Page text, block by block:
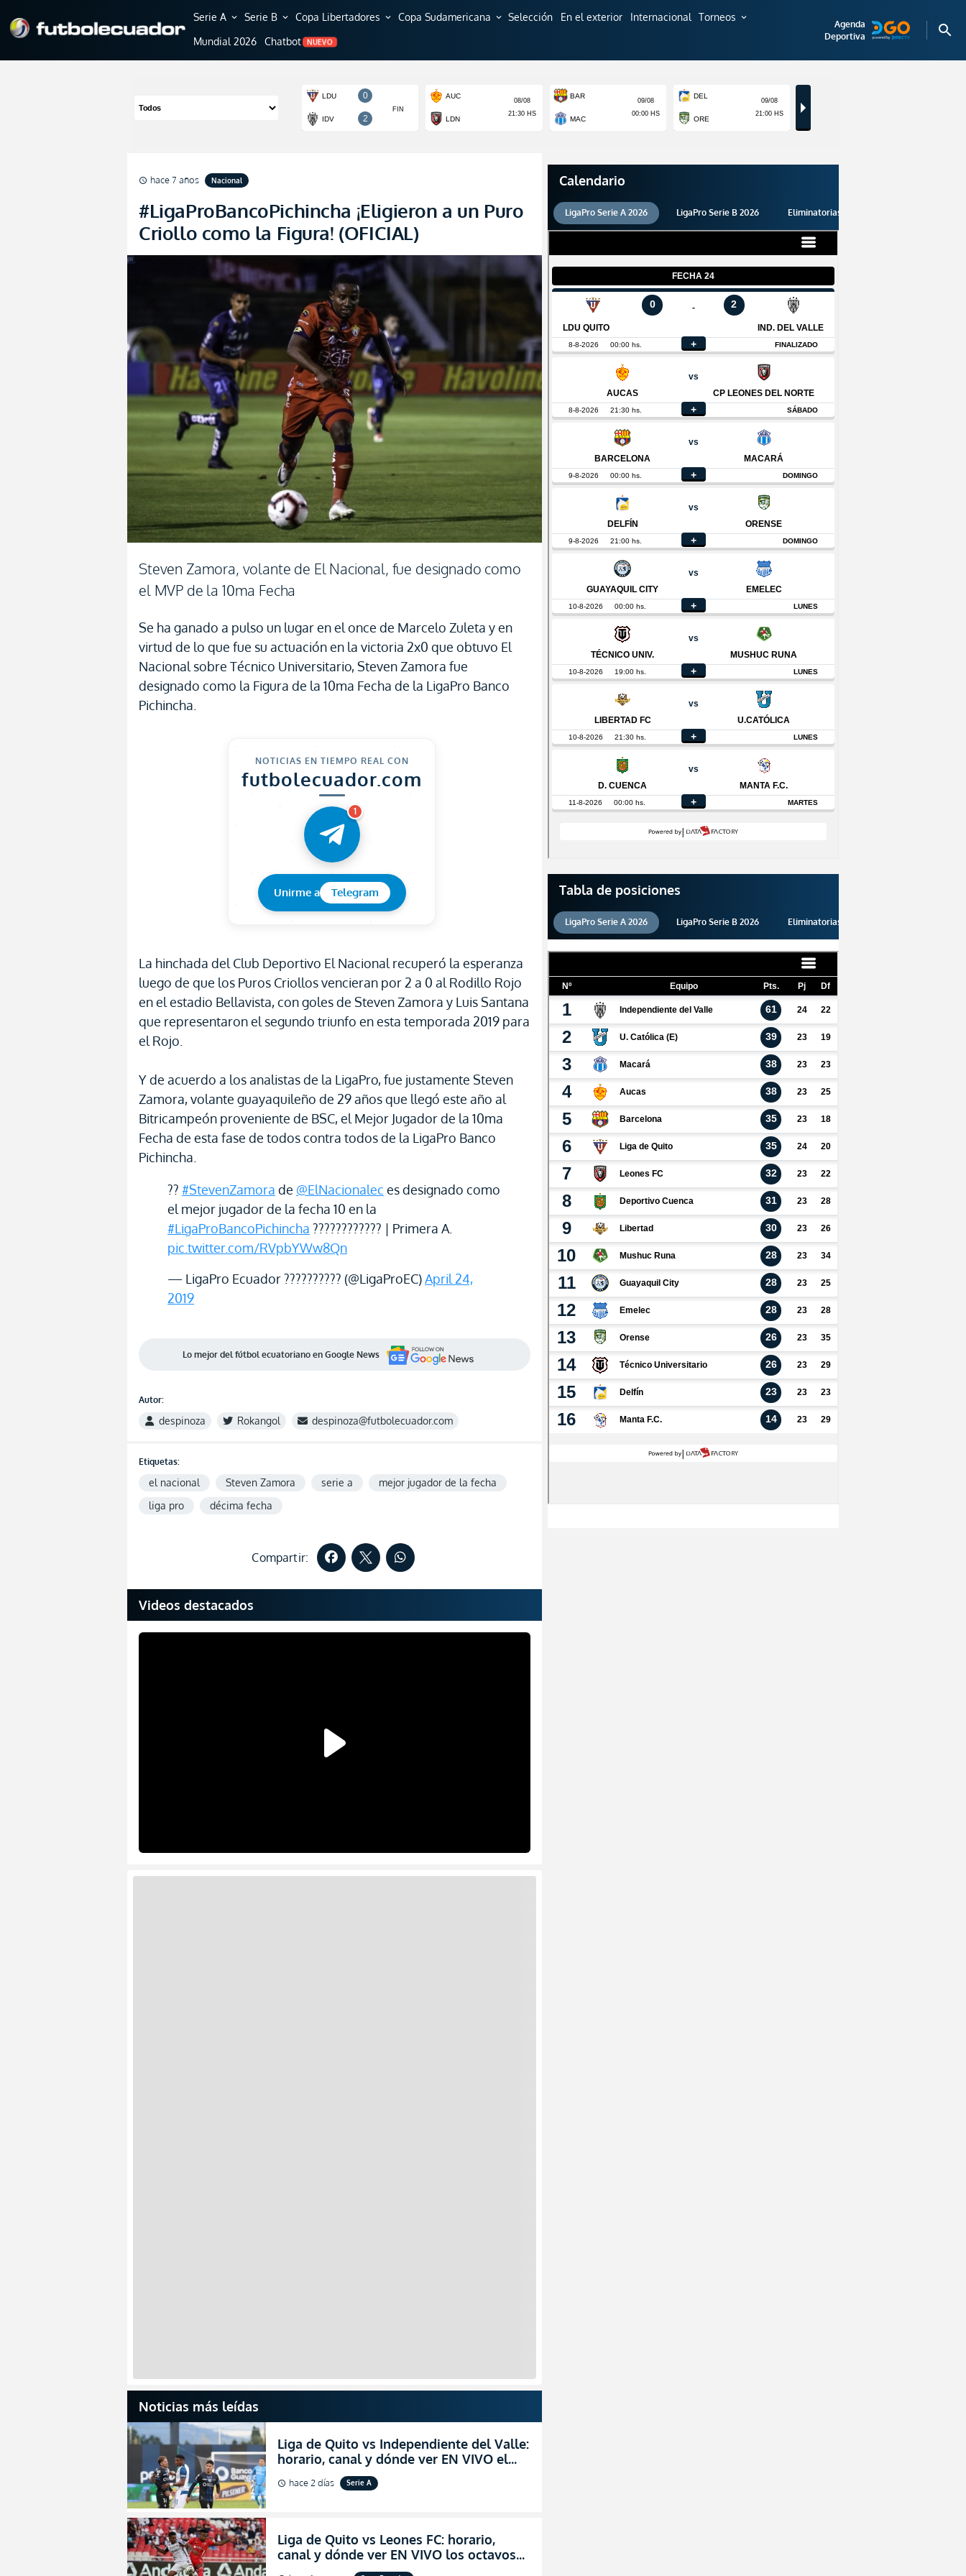
Serie A expand_more Serie B expand_more Copa Libertadores expand_more Copa Sudamericana expand_more Selección En el exterior Internacional Torneos expand_more
Mundial 2026 Chatbot NUEVO
Agenda
Deportiva
search
schedule hace 7 años Nacional
#LigaProBancoPichincha ¡Eligieron a un Puro
Criollo como la Figura! (OFICIAL)
Steven Zamora, volante de El Nacional, fue designado como
el MVP de la 10ma Fecha
Se ha ganado a pulso un lugar en el once de Marcelo Zuleta y en
virtud de lo que fue su actuación en la victoria 2x0 que obtuvo El
Nacional sobre Técnico Universitario, Steven Zamora fue
designado como la Figura de la 10ma Fecha de la LigaPro Banco
Pichincha.
NOTICIAS EN TIEMPO REAL CON
futbolecuador.com
1
Unirme a Telegram
La hinchada del Club Deportivo El Nacional recuperó la esperanza
luego de que los Puros Criollos vencieran por 2 a 0 al Rodillo Rojo
en el estadio Bellavista, con goles de Steven Zamora y Luis Santana
que representaron el segundo triunfo en esta temporada 2019 para
el Rojo.
Y de acuerdo a los analistas de la LigaPro, fue justamente Steven
Zamora, volante guayaquileño de 29 años que llegó este año al
Bitricampeón proveniente de BSC, el Mejor Jugador de la 10ma
Fecha de esta fase de todos contra todos de la LigaPro Banco
Pichincha.
?? #StevenZamora de @ElNacionalec es designado como
el mejor jugador de la fecha 10 en la
#LigaProBancoPichincha ???????????? | Primera A.
pic.twitter.com/RVpbYWw8Qn
— LigaPro Ecuador ?????????? (@LigaProEC)April 24,
2019
Lo mejor del fútbol ecuatoriano en Google News
Autor:
despinoza Rokangol despinoza@futbolecuador.com
Etiquetas:
el nacional Steven Zamora serie a
mejor jugador de la fecha
liga pro
décima fecha
Compartir:
Videos destacados
Noticias más leídas
Liga de Quito vs Independiente del Valle:
horario, canal y dónde ver EN VIVO el
partidazo por la fecha 24 de la LigaPro
2026
schedule hace 2 días Serie A
Liga de Quito vs Leones FC: horario,
canal y dónde ver EN VIVO los octavos
de final de la Copa Ecuador 2026
Calendario
LigaPro Serie A 2026 LigaPro Serie B 2026 Eliminatorias 2026
Tabla de posiciones
LigaPro Serie A 2026 LigaPro Serie B 2026 Eliminatorias 2026